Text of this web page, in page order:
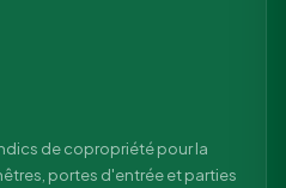
de copropriété pour la
portes d'entrée et parties